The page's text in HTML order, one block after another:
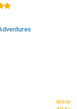
desde